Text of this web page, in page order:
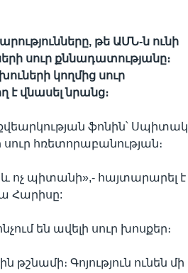
թե ԱՄՆ-ն ունի
սուր քննադատությանը։
կողմից սուր
է վնասել նրանց։
ֆոնին՝ Սպիտակ
հռետորաբանության։
ոչ պիտանի»,- հայտարարել է
Հարիսը:
են ավելի սուր խոսքեր։
Գոյություն ունեն մի